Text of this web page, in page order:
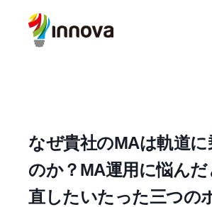
なぜ貴社のMAは軌道
のか？MA運用に悩ん
直したいたった三つの